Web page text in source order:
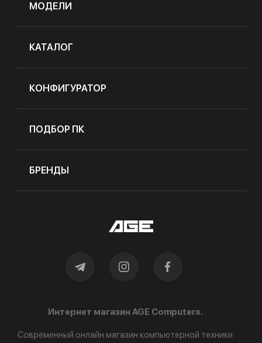
МОДЕЛИ
КАТАЛОГ
КОНФИГУРАТОР
ПОДБОР ПК
БРЕНДЫ
Интернет магазин AGE Computers.
Современный онлайн магазин компьютерной техники